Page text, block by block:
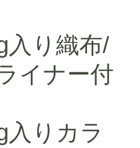
入り織布/
イナー付
入りカラ